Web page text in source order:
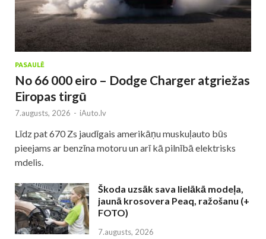
PASAULĒ
No 66 000 eiro – Dodge Charger atgriežas
Eiropas tirgū
7.augusts, 2026 - iAuto.lv
Līdz pat 670 Zs jaudīgais amerikāņu muskuļauto būs
pieejams ar benzīna motoru un arī kā pilnībā elektrisks
mdelis.
Škoda uzsāk sava lielākā modeļa,
jaunā krosovera Peaq, ražošanu (+
FOTO)
7.augusts, 2026